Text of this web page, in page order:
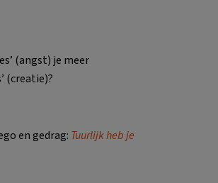
(angst) je meer
(creatie)?
en gedrag: Tuurlijk heb je